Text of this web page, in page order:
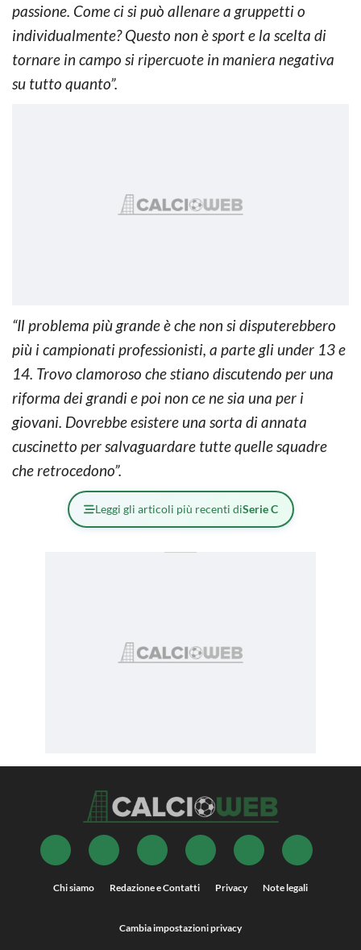
passione. Come ci si può allenare a gruppetti o
individualmente? Questo non è sport e la scelta di
tornare in campo si ripercuote in maniera negativa
su tutto quanto”.
“Il problema più grande è che non si disputerebbero
più i campionati professionisti, a parte gli under 13 e
14. Trovo clamoroso che stiano discutendo per una
riforma dei grandi e poi non ce ne sia una per i
giovani. Dovrebbe esistere una sorta di annata
cuscinetto per salvaguardare tutte quelle squadre
che retrocedono”.
Leggi gli articoli più recenti diSerie C
Chi siamo Redazione e Contatti Privacy Note legali
Cambia impostazioni privacy